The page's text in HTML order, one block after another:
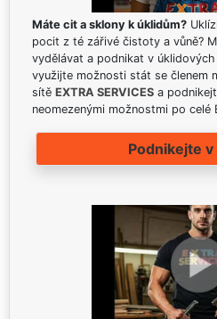
Máte cit a sklony k úklidům?
pocit z té zářivé čistoty a vůně?
vydělávat a podnikat v
využijte možnosti stát se členem
sítě EXTRA SERVICES a
neomezenými možnostmi po celé
Podnikejte